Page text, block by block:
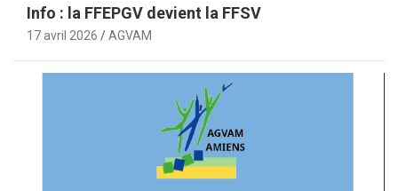
Info : la FFEPGV devient la FFSV
17 avril 2026 AGVAM